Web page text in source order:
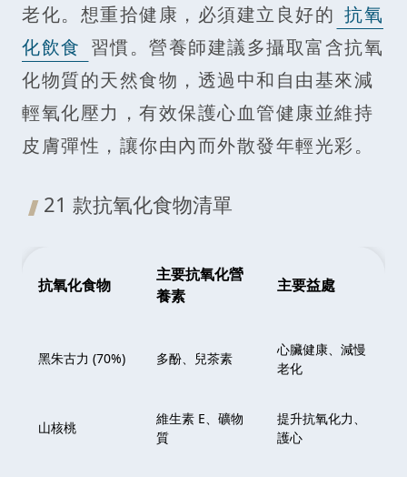
老化。想重拾健康，必須建立良好的 抗氧
化飲食 習慣。營養師建議多攝取富含抗氧
化物質的天然食物，透過中和自由基來減
輕氧化壓力，有效保護心血管健康並維持
皮膚彈性，讓你由內而外散發年輕光彩。
21 款抗氧化食物清單
抗氧化食物
主要抗氧化營
養素
主要益處
黑朱古力 (70%) 多酚、兒茶素
心臟健康、減慢
老化
山核桃
維生素 E、礦物
質
提升抗氧化力、
護心